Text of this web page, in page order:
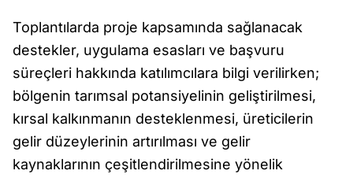
Toplantılarda proje kapsamında sağlanacak
destekler, uygulama esasları ve başvuru
süreçleri hakkında katılımcılara bilgi verilirken;
bölgenin tarımsal potansiyelinin geliştirilmesi,
kırsal kalkınmanın desteklenmesi, üreticilerin
gelir düzeylerinin artırılması ve gelir
kaynaklarının çeşitlendirilmesine yönelik